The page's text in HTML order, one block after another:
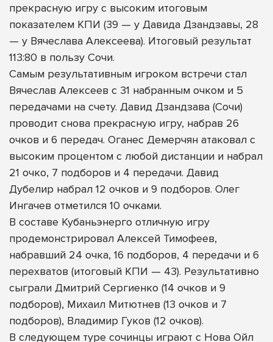
прекрасную игру с высоким итоговым
показателем КПИ (39 — у Давида Дзандзавы, 28
— у Вячеслава Алексеева). Итоговый результат
113:80 в пользу Сочи.
Самым результативным игроком встречи стал
Вячеслав Алексеев с 31 набранным очком и 5
передачами на счету. Давид Дзандзава (Сочи)
проводит снова прекрасную игру, набрав 26
очков и 6 передач. Оганес Демерчян атаковал с
высоким процентом с любой дистанции и набрал
21 очко, 7 подборов и 4 передачи. Давид
Дубелир набрал 12 очков и 9 подборов. Олег
Ингачев отметился 10 очками.
В составе Кубаньэнерго отличную игру
продемонстрировал Алексей Тимофеев,
набравший 24 очка, 16 подборов, 4 передачи и 6
перехватов (итоговый КПИ — 43). Результативно
сыграли Дмитрий Сергиенко (14 очков и 9
подборов), Михаил Митютнев (13 очков и 7
подборов), Владимир Гуков (12 очков).
В следующем туре сочинцы играют с Нова Ойл